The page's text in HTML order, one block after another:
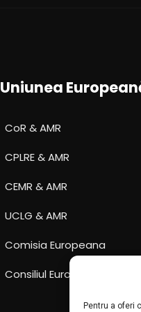
Pentru a oferi
Uniunea
CoR & AMR
CPLRE & AMR
CEMR & AMR
UCLG & AMR
Comisia Europeana
Consiliul Europei